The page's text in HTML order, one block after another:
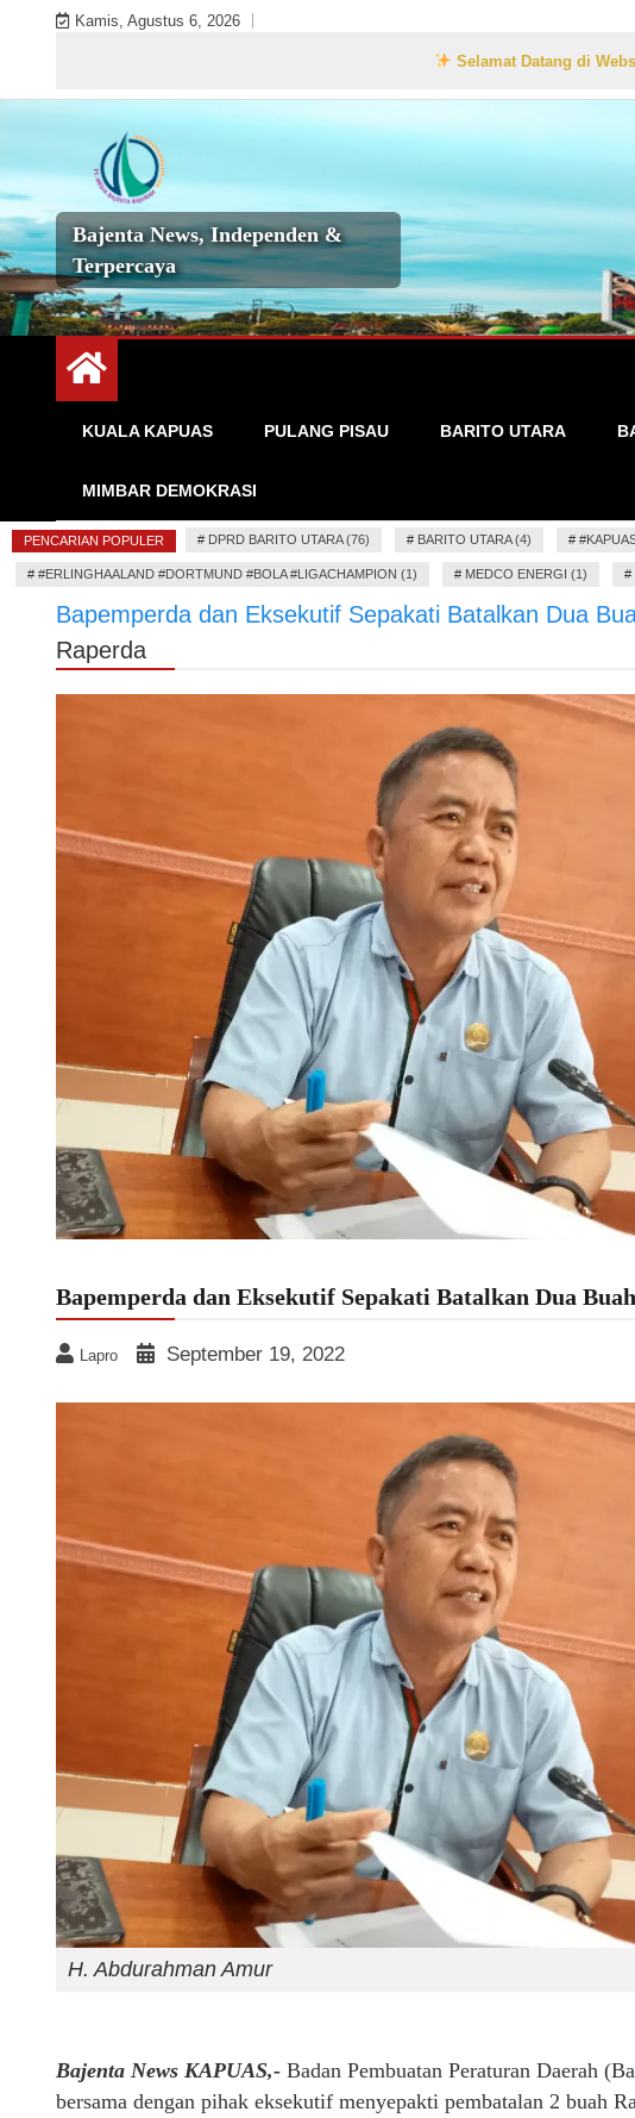
Kamis, Agustus 6, 2026
Selamat Datang di Website Resmi
Bajenta News, Independen &
Terpercaya
KUALA KAPUAS PULANG PISAU BARITO UTARA
MIMBAR DEMOKRASI
PENCARIAN POPULER # DPRD BARITO UTARA (76) # BARITO UTARA (4) #
# #ERLINGHAALAND #DORTMUND #BOLA #LIGACHAMPION (1) # MEDCO ENERGI (1) #
Bapemperda dan Eksekutif Sepakati Batalkan Dua
Raperda
Bapemperda dan Eksekutif Sepakati Batalkan Dua
Lapro September 19, 2022
H. Abdurahman Amur
Bajenta News KAPUAS,- Badan Pembuatan Peraturan Daerah
bersama dengan pihak eksekutif menyepakti pembatalan 2 buah